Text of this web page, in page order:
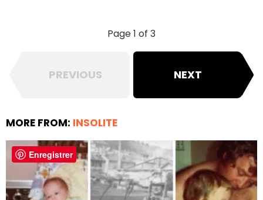
Page 1 of 3
PREVIOUS NEXT
MORE FROM: INSOLITE
Enregistrer